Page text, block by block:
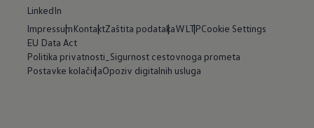
LinkedIn
ImpressumKontaktZaštita podatakaWLTPCookie Settings
EU Data Act
Politika privatnosti_Sigurnost cestovnoga prometa
Postavke kolačićaOpoziv digitalnih usluga